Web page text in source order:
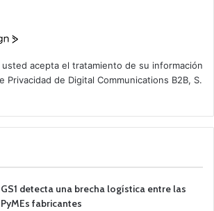
acepta el tratamiento de su información
Privacidad de Digital Communications B2B, S.
GS1 detecta una brecha logística entre las
PyMEs fabricantes